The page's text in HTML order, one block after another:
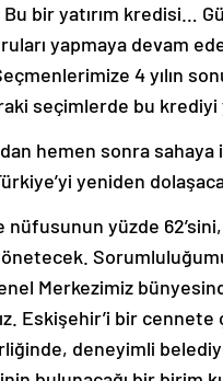
bir yatırım kredisi…
yapmaya devam
4 yılın
seçimlerde bu krediyi
hemen sonra sahaya
yeniden
nüfusunun yüzde
Merkezimiz
Eskişehir’i bir
deneyimli